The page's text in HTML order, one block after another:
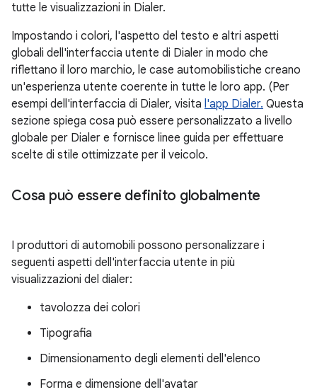
tutte le visualizzazioni in Dialer.
Impostando i colori, l'aspetto del testo e altri aspetti
globali dell'interfaccia utente di Dialer in modo che
riflettano il loro marchio, le case automobilistiche creano
un'esperienza utente coerente in tutte le loro app. (Per
esempi dell'interfaccia di Dialer, visita l'app Dialer. Questa
sezione spiega cosa può essere personalizzato a livello
globale per Dialer e fornisce linee guida per effettuare
scelte di stile ottimizzate per il veicolo.
Cosa può essere definito globalmente
I produttori di automobili possono personalizzare i
seguenti aspetti dell'interfaccia utente in più
visualizzazioni del dialer:
tavolozza dei colori
Tipografia
Dimensionamento degli elementi dell'elenco
Forma e dimensione dell'avatar